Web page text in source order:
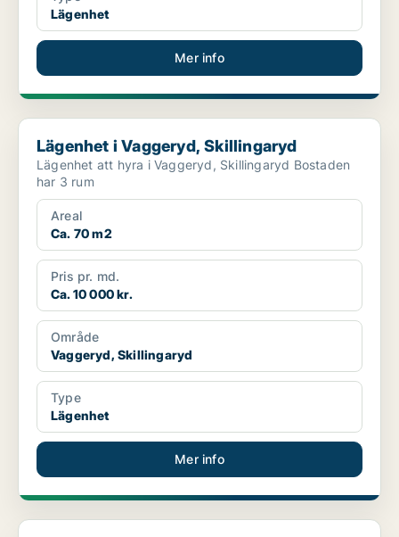
Lägenhet
Mer info
Lägenhet i Vaggeryd, Skillingaryd
Lägenhet i Vaggeryd, Skillingaryd
Lägenhet att hyra i Vaggeryd, Skillingaryd Bostaden
har 3 rum
Areal
Ca. 70 m2
Pris pr. md.
Ca. 10 000 kr.
Område
Vaggeryd, Skillingaryd
Type
Lägenhet
Mer info
Lägenhet i Vaggeryd